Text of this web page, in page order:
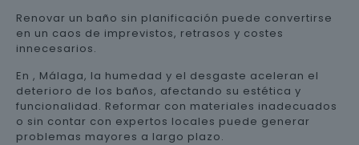
Renovar un baño sin planificación puede convertirse
en un caos de imprevistos, retrasos y costes
innecesarios.
En , Málaga, la humedad y el desgaste aceleran el
deterioro de los baños, afectando su estética y
funcionalidad. Reformar con materiales inadecuados
o sin contar con expertos locales puede generar
problemas mayores a largo plazo.